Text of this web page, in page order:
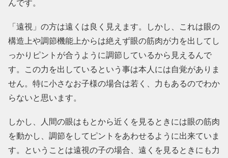
んです。
「遠視」の方は遠くは良く見えます。しかし、これは眼の
構造上や調節機能上からは絶えず眼の筋肉が力を出してし
っかりピントが合うように調節しているから見えるんで
す。この力を出しているという事は本人には自覚がありま
せん。特に小さなお子様の場合は若く、力もあるのでわか
らないと思います。
しかし、人間の眼はもとから近くを見るときには眼の筋肉
を動かし、調節をしてピントをあわせるように出来ていま
す。ということは遠視の子の場合、遠くを見るときにも力